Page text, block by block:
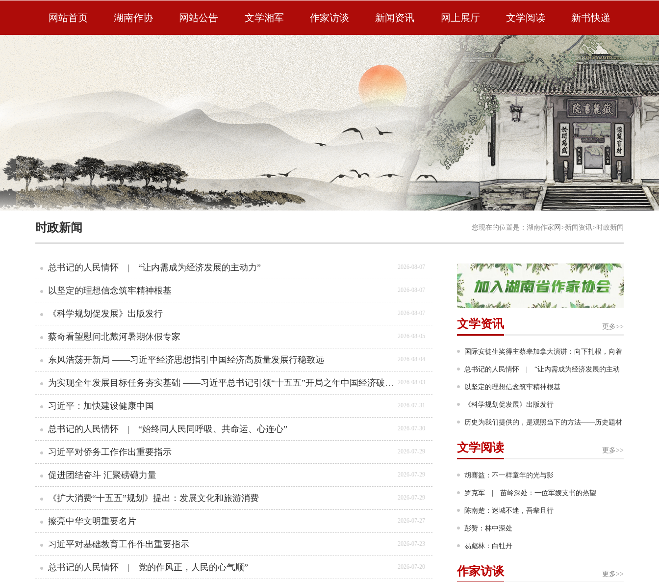
网站首页 湖南作协 网站公告 文学湘军 作家访谈 新闻资讯 网上展厅 文学阅读 新书快递
时政新闻 您现在的位置是： 湖南作家网 >新闻资讯>时政新闻
2026-08-07
总书记的人民情怀 | “让内需成为经济发展的主动力”
2026-08-07
以坚定的理想信念筑牢精神根基
2026-08-07
《科学规划促发展》出版发行
2026-08-05
蔡奇看望慰问北戴河暑期休假专家
2026-08-04
东风浩荡开新局 ——习近平经济思想指引中国经济高质量发展行稳致远
2026-08-03
为实现全年发展目标任务夯实基础 ——习近平总书记引领“十五五”开局之年中国经济破浪前行
2026-07-31
习近平：加快建设健康中国
2026-07-30
总书记的人民情怀 | “始终同人民同呼吸、共命运、心连心”
2026-07-29
习近平对侨务工作作出重要指示
2026-07-29
促进团结奋斗 汇聚磅礴力量
2026-07-29
《扩大消费“十五五”规划》提出：发展文化和旅游消费
2026-07-27
擦亮中华文明重要名片
2026-07-23
习近平对基础教育工作作出重要指示
2026-07-20
总书记的人民情怀 | 党的作风正，人民的心气顺”
更多>>
文学资讯
国际安徒生奖得主蔡皋加拿大演讲：向下扎根，向着
幸福奔跑
总书记的人民情怀 | “让内需成为经济发展的主动
力”
以坚定的理想信念筑牢精神根基
《科学规划促发展》出版发行
历史为我们提供的，是观照当下的方法——历史题材
非虚构写作多人谈
更多>>
文学阅读
胡骞益：不一样童年的光与影
罗克军 | 苗岭深处：一位军嫂支书的热望
陈南楚：迷城不迷，吾辈且行
彭赞：林中深处
易彪林：白牡丹
更多>>
作家访谈